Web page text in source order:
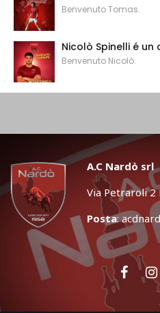
Benvenuto Tomas.
Nicolò Spinelli é un
Benvenuto Nicolò.
A.C Nardò srl
Via Petraroli 2
Posta: